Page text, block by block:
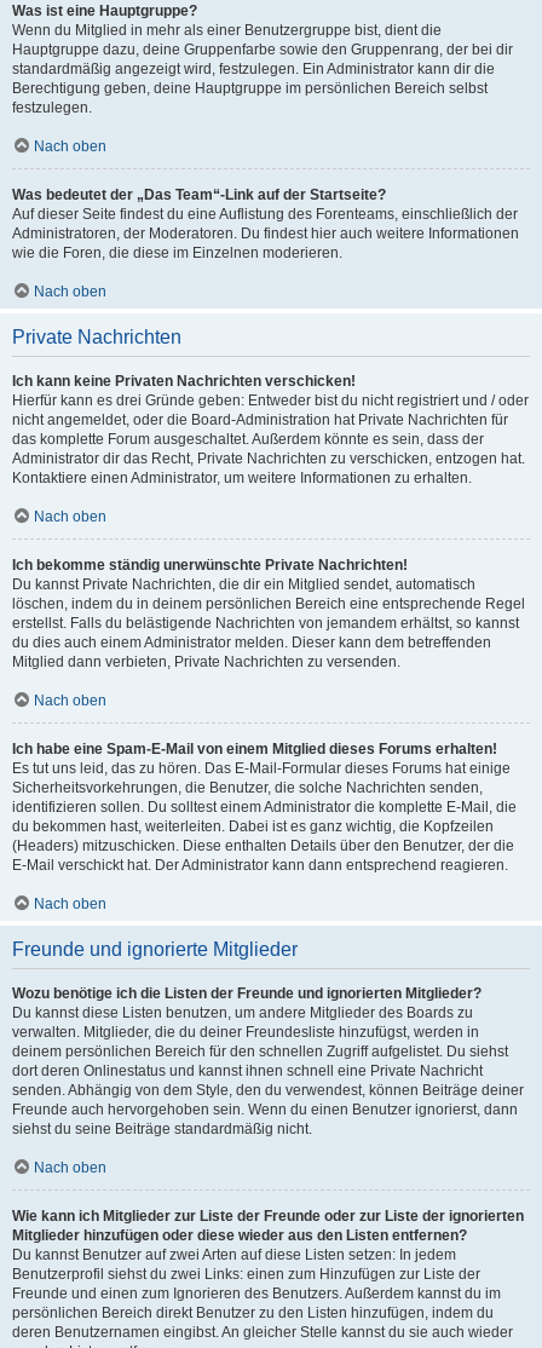
Was ist eine Hauptgruppe?
Wenn du Mitglied in mehr als einer Benutzergruppe bist, dient die
Hauptgruppe dazu, deine Gruppenfarbe sowie den Gruppenrang, der bei dir
standardmäßig angezeigt wird, festzulegen. Ein Administrator kann dir die
Berechtigung geben, deine Hauptgruppe im persönlichen Bereich selbst
festzulegen.
Nach oben
Was bedeutet der „Das Team“-Link auf der Startseite?
Auf dieser Seite findest du eine Auflistung des Forenteams, einschließlich der
Administratoren, der Moderatoren. Du findest hier auch weitere Informationen
wie die Foren, die diese im Einzelnen moderieren.
Nach oben
Private Nachrichten
Ich kann keine Privaten Nachrichten verschicken!
Hierfür kann es drei Gründe geben: Entweder bist du nicht registriert und / oder
nicht angemeldet, oder die Board-Administration hat Private Nachrichten für
das komplette Forum ausgeschaltet. Außerdem könnte es sein, dass der
Administrator dir das Recht, Private Nachrichten zu verschicken, entzogen hat.
Kontaktiere einen Administrator, um weitere Informationen zu erhalten.
Nach oben
Ich bekomme ständig unerwünschte Private Nachrichten!
Du kannst Private Nachrichten, die dir ein Mitglied sendet, automatisch
löschen, indem du in deinem persönlichen Bereich eine entsprechende Regel
erstellst. Falls du belästigende Nachrichten von jemandem erhältst, so kannst
du dies auch einem Administrator melden. Dieser kann dem betreffenden
Mitglied dann verbieten, Private Nachrichten zu versenden.
Nach oben
Ich habe eine Spam-E-Mail von einem Mitglied dieses Forums erhalten!
Es tut uns leid, das zu hören. Das E-Mail-Formular dieses Forums hat einige
Sicherheitsvorkehrungen, die Benutzer, die solche Nachrichten senden,
identifizieren sollen. Du solltest einem Administrator die komplette E-Mail, die
du bekommen hast, weiterleiten. Dabei ist es ganz wichtig, die Kopfzeilen
(Headers) mitzuschicken. Diese enthalten Details über den Benutzer, der die
E-Mail verschickt hat. Der Administrator kann dann entsprechend reagieren.
Nach oben
Freunde und ignorierte Mitglieder
Wozu benötige ich die Listen der Freunde und ignorierten Mitglieder?
Du kannst diese Listen benutzen, um andere Mitglieder des Boards zu
verwalten. Mitglieder, die du deiner Freundesliste hinzufügst, werden in
deinem persönlichen Bereich für den schnellen Zugriff aufgelistet. Du siehst
dort deren Onlinestatus und kannst ihnen schnell eine Private Nachricht
senden. Abhängig von dem Style, den du verwendest, können Beiträge deiner
Freunde auch hervorgehoben sein. Wenn du einen Benutzer ignorierst, dann
siehst du seine Beiträge standardmäßig nicht.
Nach oben
Wie kann ich Mitglieder zur Liste der Freunde oder zur Liste der ignorierten
Mitglieder hinzufügen oder diese wieder aus den Listen entfernen?
Du kannst Benutzer auf zwei Arten auf diese Listen setzen: In jedem
Benutzerprofil siehst du zwei Links: einen zum Hinzufügen zur Liste der
Freunde und einen zum Ignorieren des Benutzers. Außerdem kannst du im
persönlichen Bereich direkt Benutzer zu den Listen hinzufügen, indem du
deren Benutzernamen eingibst. An gleicher Stelle kannst du sie auch wieder